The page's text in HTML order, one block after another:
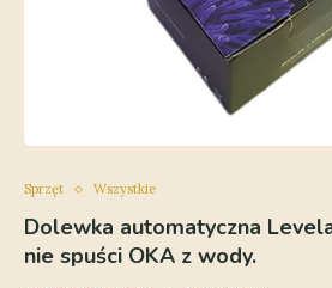
Sprzęt Wszystkie
Dolewka automatyczna
nie spuści OKA z wody.